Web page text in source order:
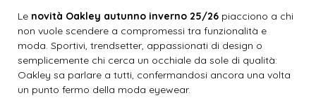
Le novità Oakley autunno inverno 25/26 piacciono a chi
non vuole scendere a compromessi tra funzionalità e
moda. Sportivi, trendsetter, appassionati di design o
semplicemente chi cerca un occhiale da sole di qualità:
Oakley sa parlare a tutti, confermandosi ancora una volta
un punto fermo della moda eyewear.